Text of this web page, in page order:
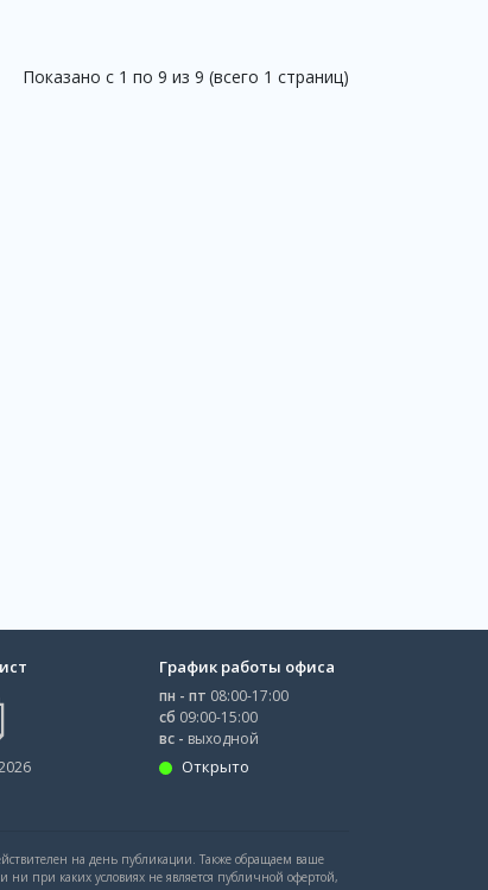
Показано с 1 по 9 из 9 (всего 1 страниц)
График работы офиса
пн - пт 08:00-17:00
сб 09:00-15:00
вс - выходной
Открыто
на день публикации. Также обращаем ваше
при каких условиях не является публичной офертой,